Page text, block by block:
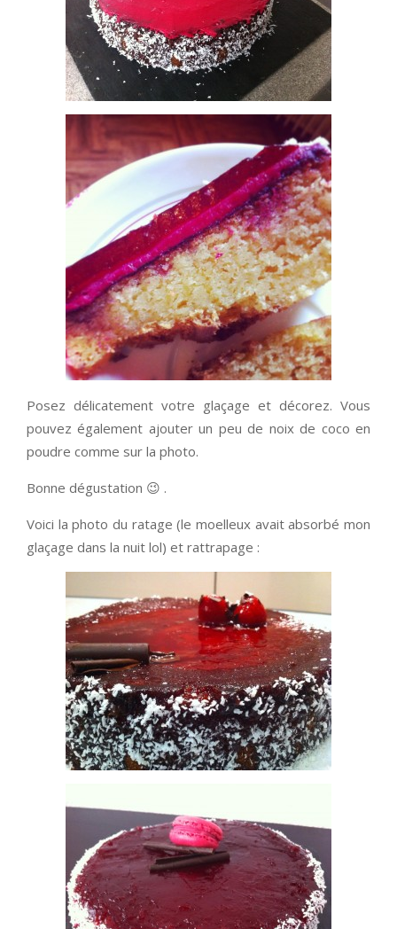
Posez délicatement votre glaçage et décorez. Vous
pouvez également ajouter un peu de noix de coco en
poudre comme sur la photo.
Bonne dégustation 😉 .
Voici la photo du ratage (le moelleux avait absorbé mon
glaçage dans la nuit lol) et rattrapage :